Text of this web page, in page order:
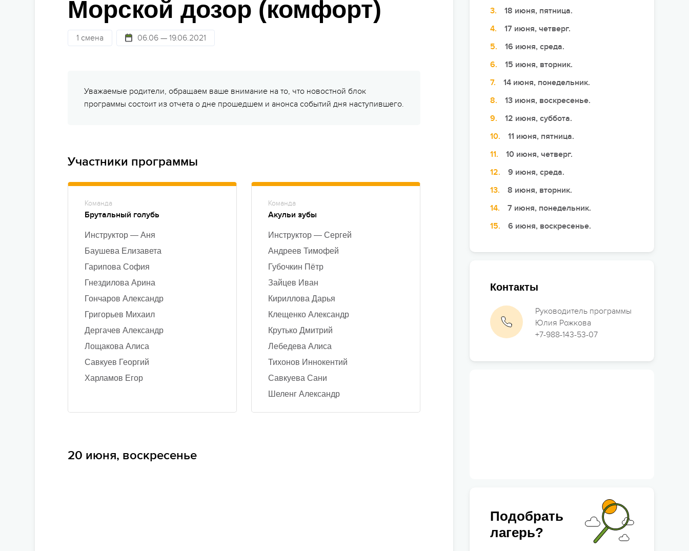
Детям 13-15 лет
Детям 16 лет и старше
Сюжетно-ролевые лагеря
Студенческие лагеря
Палаточные лагеря
Тематические лагеря
Горящие туры
Школам
Праздники
Статьи
Безопасность на программе
Подарочные сертификаты
Отъезд/приезд групп
Морской дозор (комфорт)
1 смена 06.06 — 19.06.2021
Уважаемые родители, обращаем ваше внимание на то, что новостной блок
программы состоит из отчета о дне прошедшем и анонса событий дня наступившего.
Участники программы
Команда
Брутальный голубь
Инструктор — Аня
Баушева Елизавета
Гарипова София
Гнездилова Арина
Гончаров Александр
Григорьев Михаил
Дергачев Александр
Лощакова Алиса
Савкуев Георгий
Харламов Егор
Команда
Акульи зубы
Инструктор — Сергей
Андреев Тимофей
Губочкин Пётр
Зайцев Иван
Кириллова Дарья
Клещенко Александр
Крутько Дмитрий
Лебедева Алиса
Тихонов Иннокентий
Савкуева Сани
Шеленг Александр
20 июня, воскресенье
18 июня, пятница.
17 июня, четверг.
16 июня, среда.
15 июня, вторник.
14 июня, понедельник.
13 июня, воскресенье.
12 июня, суббота.
11 июня, пятница.
10 июня, четверг.
9 июня, среда.
8 июня, вторник.
7 июня, понедельник.
6 июня, воскресенье.
Контакты
Руководитель программы
Юлия Рожкова
+7-988-143-53-07
Подобрать
лагерь?